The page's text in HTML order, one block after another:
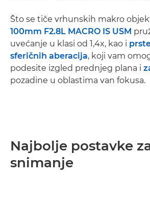
Što se tiče vrhunskih makro
100mm F2.8L MACRO IS USM
uvećanje u klasi od 1,4x, kao i
sferičnih aberacija, koji vam
podesite izgled prednjeg plana i
pozadine u oblastima van fokusa.
Najbolje postavke
snimanje